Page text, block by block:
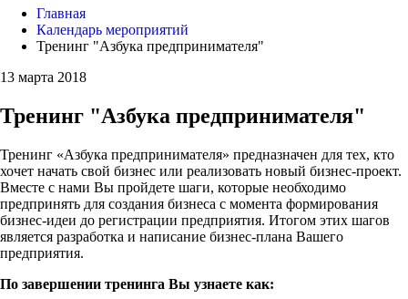
Главная
Календарь мероприятий
Тренинг "Азбука предпринимателя"
13 марта 2018
Тренинг "Азбука предпринимателя"
Тренинг «Азбука предпринимателя» предназначен для тех, кто
хочет начать свой бизнес или реализовать новый бизнес-проект.
Вместе с нами Вы пройдете шаги, которые необходимо
предпринять для создания бизнеса с момента формирования
бизнес-идеи до регистрации предприятия. Итогом этих шагов
является разработка и написание бизнес-плана Вашего
предприятия.
По завершении тренинга Вы узнаете как: